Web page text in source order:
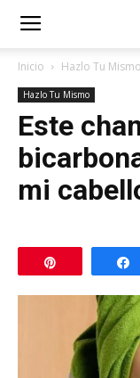
Inicio Hazlo Tu Mismo
Hazlo Tu Mismo
Este
mi